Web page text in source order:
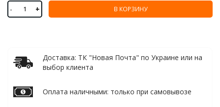
- + В КОРЗИНУ
Доставка: ТК "Новая Почта" по Украине или на
выбор клиента
Оплата наличными: только при самовывозе